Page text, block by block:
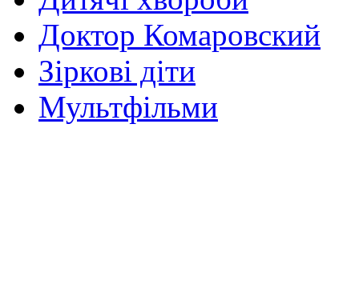
Доктор Комаровский
Зіркові діти
Мультфільми